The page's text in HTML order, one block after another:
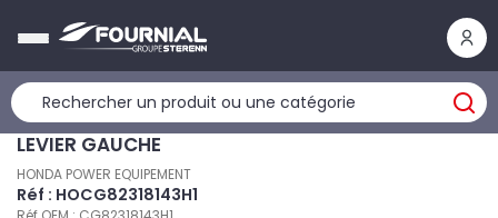
LEVIER GAUCHE
HONDA POWER EQUIPEMENT
Réf : HOCG82318143H1